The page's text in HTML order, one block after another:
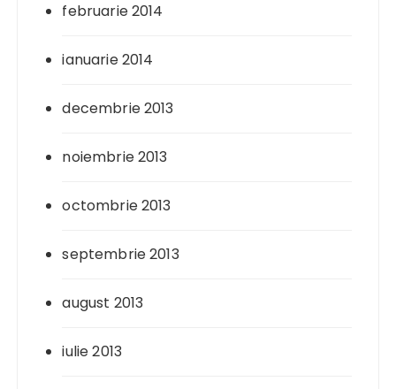
februarie 2014
ianuarie 2014
decembrie 2013
noiembrie 2013
octombrie 2013
septembrie 2013
august 2013
iulie 2013